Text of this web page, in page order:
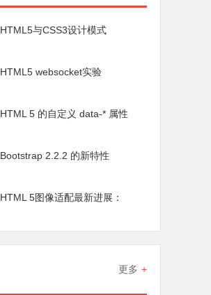
HTML5与CSS3设计模式
HTML5 websocket实验
HTML 5 的自定义 data-* 属性
Bootstrap 2.2.2 的新特性
HTML 5图像适配最新进展：
更多 +